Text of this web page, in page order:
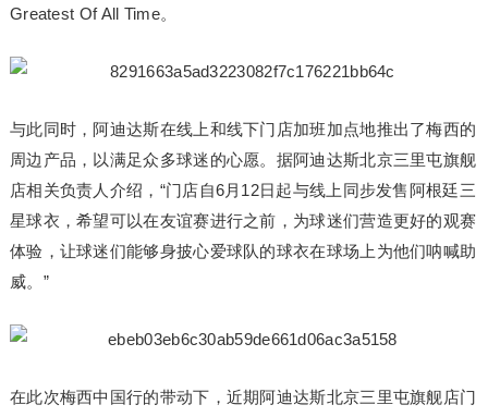
Greatest Of All Time。
与此同时，阿迪达斯在线上和线下门店加班加点地推出了梅西的
周边产品，以满足众多球迷的心愿。据阿迪达斯北京三里屯旗舰
店相关负责人介绍，“门店自6月12日起与线上同步发售阿根廷三
星球衣，希望可以在友谊赛进行之前，为球迷们营造更好的观赛
体验，让球迷们能够身披心爱球队的球衣在球场上为他们呐喊助
威。”
在此次梅西中国行的带动下，近期阿迪达斯北京三里屯旗舰店门